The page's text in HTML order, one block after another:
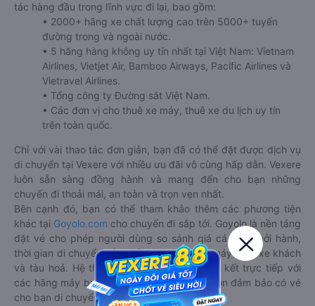
tác hàng đầu trong lĩnh vực đi lại, bao gồm:
• 2000+ hãng xe chất lượng cao trên 5000+ tuyến
đường trong và ngoài nước.
• 5 hãng hàng không uy tín nhất tại Việt Nam: Vietnam
Airlines, Vietjet Air, Bamboo Airways, Pacific Airlines và
Vietravel Airlines.
• Tổng công ty Đường sắt Việt Nam.
• Các đơn vị cho thuê xe máy, thuê xe du lịch uy tín
trên toàn quốc.
Chỉ với vài thao tác đơn giản, bạn đã có thể đặt được dịch vụ
di chuyển tại Vexere với nhiều ưu đãi vô cùng hấp dẫn. Vexere
luôn sẵn sàng đồng hành và mang đến cho bạn những
chuyến đi thoải mái, an toàn và trọn vẹn nhất.
Bên cạnh đó, bạn có thể tham khảo thêm các phương tiện
khác tại Goyolo.com cho chuyến đi sắp tới. Goyolo là nền tảng
đặt vé cho phép người dùng so sánh giá cả, giờ khởi hành,
thời gian di chuyển của nhiều phương tiện máy bay, xe khách
và tàu hoả. Hệ thống của Goyolo được liên kết trực tiếp với
các hãng máy bay, xe khách và tàu hoả, luôn đảm bảo có vé
cho bạn di chuyển.